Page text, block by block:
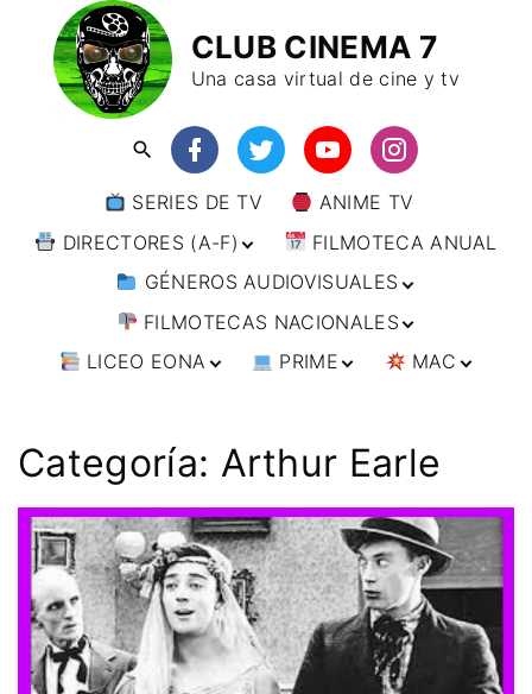
CLUB CINEMA 7
Una casa virtual de cine y tv
SERIES DE TV
ANIME TV
DIRECTORES (A-F)
DIRECTORES (F-L)
DIRECTORES (L-
W)
FILMOTECA ANUAL
GÉNEROS AUDIOVISUALES
ANIMACIÓN
ARTES MARCIALES
CINE DOCUMENTAL
CINE NEGRO / CRIMEN /
ESPIONAJE
COMEDIA
DRAMA
ÉPICO / MITOLÓGICO
EXPERIMENTOS
FILMOTECAS NACIONALES
AFRICA
BRASIL
CHILE
ESTADOS UNIDOS
MÉXICO
URUGUAY
ASIA
INDIA
JAPÓN
RUSIA
EUROPA
ALEMANIA
AUSTRIA
BÉLGICA
DINAMARCA
ESPAÑA
FRANCIA
OCEANIA AUSTRALIA
LICEO EONA
TALLERES
ONLINE
IMAGEN & VIDEO
SERVICIOS DE
COMPUTACIÓN
DISEÑO WEB
CONTACTO
PRIME
IMPRESCINDIBLES
MAC
🗨 CÓMICS
Categoría: Arthur Earle